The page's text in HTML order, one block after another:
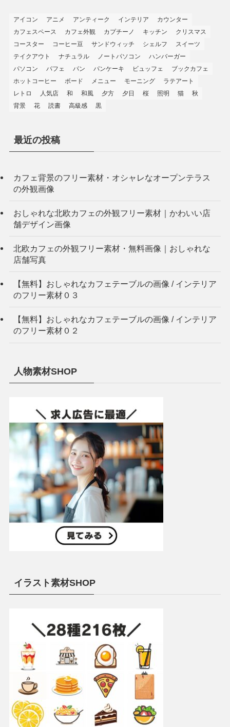
アイコン アニメ アンティーク インテリア
カウンター
カフェスペース
カフェ外観 カプチーノ キッチン
クリスマス
コースター
コーヒー豆 サンドウィッチ シェルフ
スイーツ
テイクアウト
ナチュラル ノートパソコン
ハンバーガー
パソコン
パフェ パン パンケーキ ビュッフェ
ブックカフェ
ホットコーヒー
ボード メニュー モーニング
ラテアート
レトロ
人気店 和 和風 夕方 夕日 桜 照明 猫
秋
背景
花 読書 高級感 黒
最近の投稿
カフェ背景のフリー素材・オシャレなオープンテラス
の外観画像
おしゃれな北欧カフェの外観フリー素材｜かわいい店
舗デザイン画像
北欧カフェの外観フリー素材・無料画像｜おしゃれな
店舗写真
【無料】おしゃれなカフェテーブルの画像 / インテリア
のフリー素材０３
【無料】おしゃれなカフェテーブルの画像 / インテリア
のフリー素材０２
人物素材SHOP
イラスト素材SHOP